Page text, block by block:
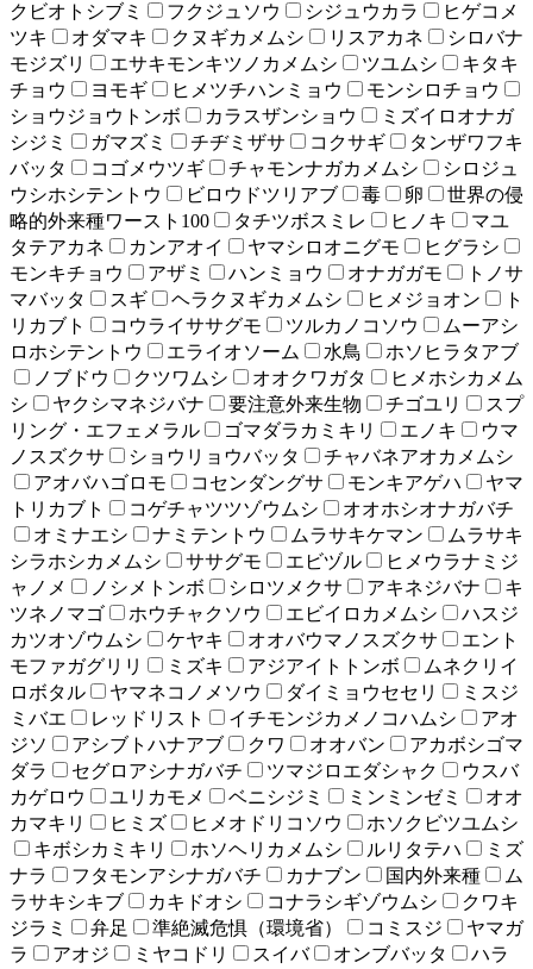
クビオトシブミ
フクジュソウ シジュウカラ
ヒゲコメ
ツキ
オダマキ クヌギカメムシ リスアカネ
シロバナ
モジズリ
エサキモンキツノカメムシ ツユムシ
キタキ
チョウ
ヨモギ ヒメツチハンミョウ
モンシロチョウ
ショウジョウトンボ
カラスザンショウ
ミズイロオナガ
シジミ
ガマズミ チヂミザサ コクサギ
タンザワフキ
バッタ
コゴメウツギ チャモンナガカメムシ
シロジュ
ウシホシテントウ
ビロウドツリアブ 毒 卵
世界の侵
略的外来種ワースト100
タチツボスミレ ヒノキ
マユ
タテアカネ
カンアオイ ヤマシロオニグモ
ヒグラシ
モンキチョウ
アザミ ハンミョウ オナガガモ
トノサ
マバッタ
スギ ヘラクヌギカメムシ ヒメジョオン
ト
リカブト
コウライササグモ ツルカノコソウ
ムーアシ
ロホシテントウ
エライオソーム 水鳥
ホソヒラタアブ
ノブドウ
クツワムシ オオクワガタ
ヒメホシカメム
シ
ヤクシマネジバナ 要注意外来生物 チゴユリ
スプ
リング・エフェメラル
ゴマダラカミキリ エノキ
ウマ
ノスズクサ
ショウリョウバッタ
チャバネアオカメムシ
アオバハゴロモ
コセンダングサ モンキアゲハ
ヤマ
トリカブト
コゲチャツツゾウムシ
オオホシオナガバチ
オミナエシ
ナミテントウ ムラサキケマン
ムラサキ
シラホシカメムシ
ササグモ エビヅル
ヒメウラナミジ
ャノメ
ノシメトンボ シロツメクサ アキネジバナ
キ
ツネノマゴ
ホウチャクソウ エビイロカメムシ
ハスジ
カツオゾウムシ
ケヤキ オオバウマノスズクサ
エント
モファガグリリ
ミズキ アジアイトトンボ
ムネクリイ
ロボタル
ヤマネコノメソウ ダイミョウセセリ
ミスジ
ミバエ
レッドリスト イチモンジカメノコハムシ
アオ
ジソ
アシブトハナアブ クワ オオバン
アカボシゴマ
ダラ
セグロアシナガバチ ツマジロエダシャク
ウスバ
カゲロウ
ユリカモメ ベニシジミ ミンミンゼミ
オオ
カマキリ
ヒミズ ヒメオドリコソウ
ホソクビツユムシ
キボシカミキリ
ホソヘリカメムシ ルリタテハ
ミズ
ナラ
フタモンアシナガバチ カナブン 国内外来種
ム
ラサキシキブ
カキドオシ コナラシギゾウムシ
クワキ
ジラミ
弁足 準絶滅危惧（環境省） コミスジ
ヤマガ
ラ
アオジ ミヤコドリ スイバ オンブバッタ
ハラ